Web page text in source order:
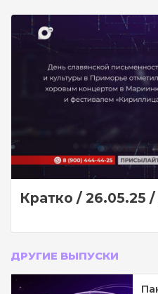
Кратко / 26.05.25
ДРУГИЕ ВЫПУСКИ